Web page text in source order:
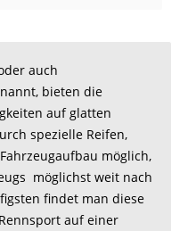
auch
bieten die
auf glatten
spezielle Reifen,
möglich,
möglichst weit nach
findet man diese
auf einer